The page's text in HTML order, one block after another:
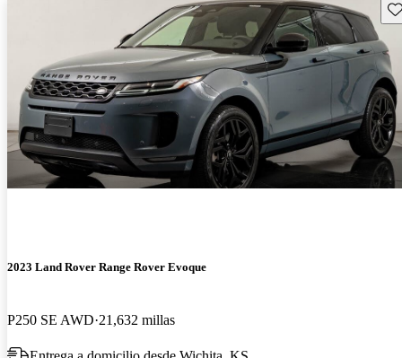
2023 Land Rover Range Rover Evoque
P250 SE AWD 21,632 millas